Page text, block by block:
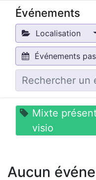
Événements
Localisation
Événements
Mixte
visio
Aucun